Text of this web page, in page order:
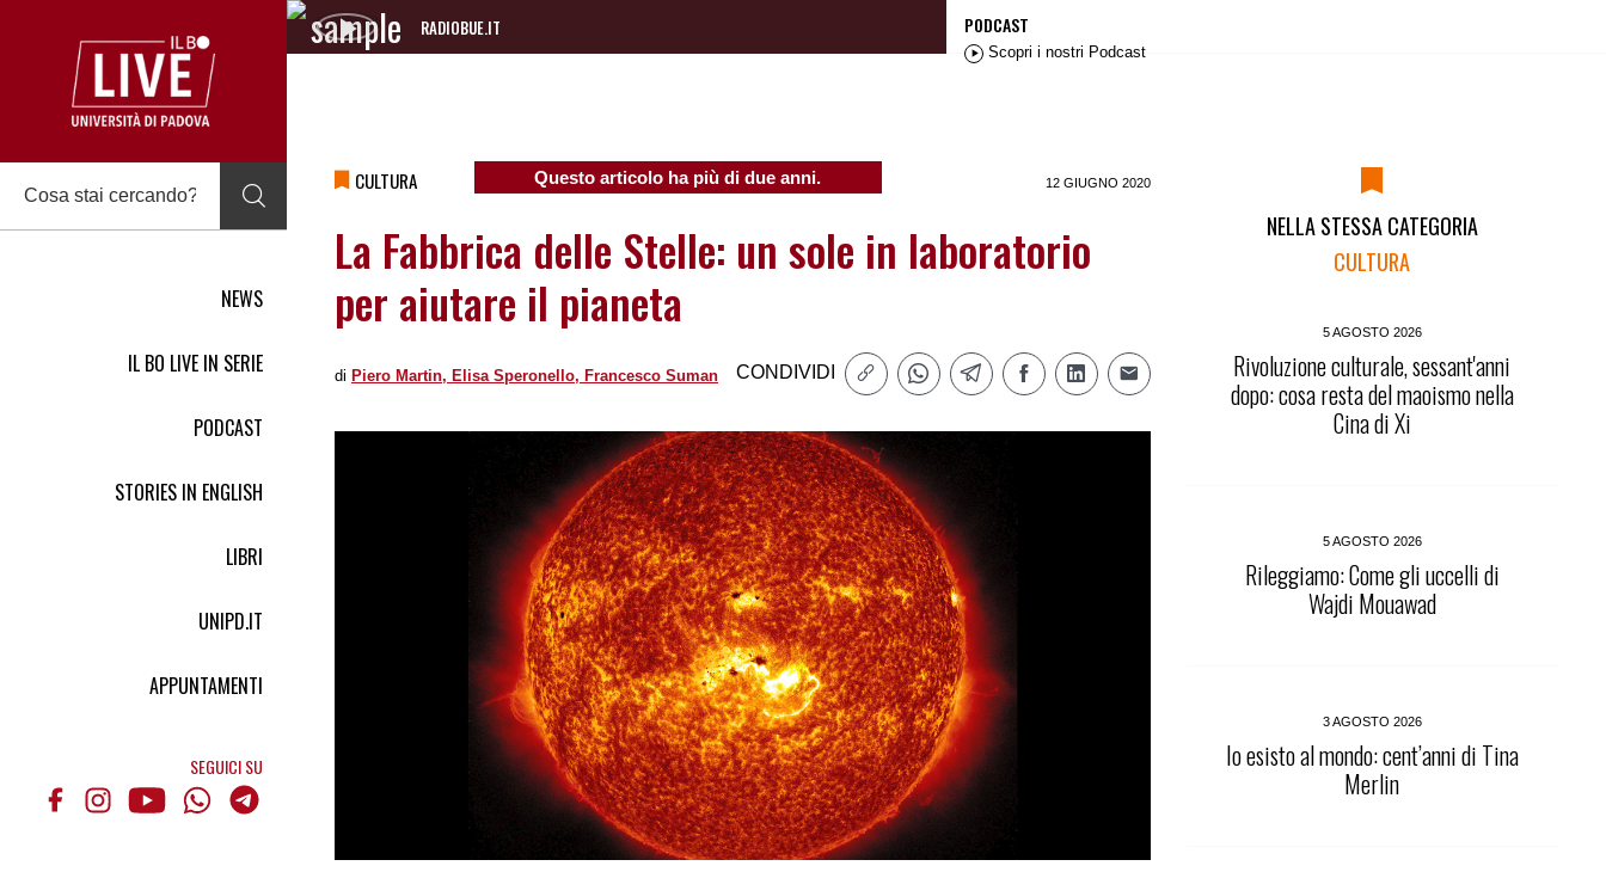
NEWS
IL BO LIVE IN SERIE
PODCAST
STORIES IN ENGLISH
LIBRI
UNIPD.IT
APPUNTAMENTI
SEGUICI SU
RADIOBUE.IT
Audio
PODCAST
Scopri i nostri Podcast
CULTURA Questo articolo ha più di due anni. 12 GIUGNO 2020
La Fabbrica delle Stelle: un sole in laboratorio
per aiutare il pianeta
di Piero Martin, Elisa Speronello, Francesco Suman CONDIVIDI
NELLA STESSA CATEGORIA
CULTURA
5 AGOSTO 2026
Rivoluzione culturale, sessant'anni
dopo: cosa resta del maoismo nella
Cina di Xi
5 AGOSTO 2026
Rileggiamo: Come gli uccelli di
Wajdi Mouawad
3 AGOSTO 2026
Io esisto al mondo: cent’anni di Tina
Merlin